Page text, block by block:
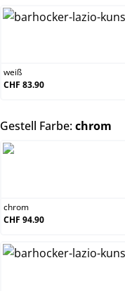
weiß
CHF 83.90
Gestell Farbe:chrom
chrom
CHF 94.90